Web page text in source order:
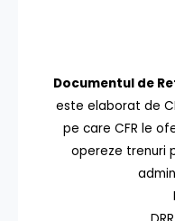
Documentul de
este elaborat de
pe care CFR le
opereze trenuri